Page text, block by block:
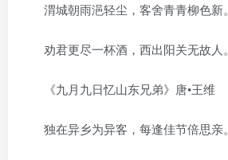
渭城朝雨浥轻尘，客舍青青柳色新。
劝君更尽一杯酒，西出阳关无故人。
《九月九日忆山东兄弟》唐•王维
独在异乡为异客，每逢佳节倍思亲。